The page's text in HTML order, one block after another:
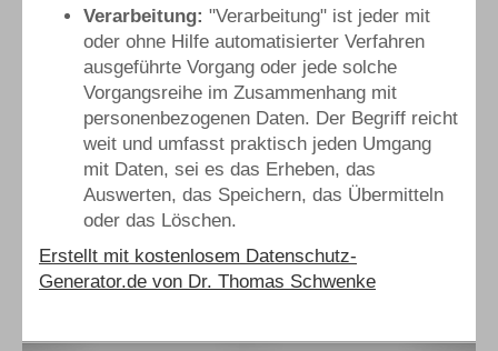
Verarbeitung: "Verarbeitung" ist jeder mit
oder ohne Hilfe automatisierter Verfahren
ausgeführte Vorgang oder jede solche
Vorgangsreihe im Zusammenhang mit
personenbezogenen Daten. Der Begriff reicht
weit und umfasst praktisch jeden Umgang
mit Daten, sei es das Erheben, das
Auswerten, das Speichern, das Übermitteln
oder das Löschen.
Erstellt mit kostenlosem Datenschutz-
Generator.de von Dr. Thomas Schwenke